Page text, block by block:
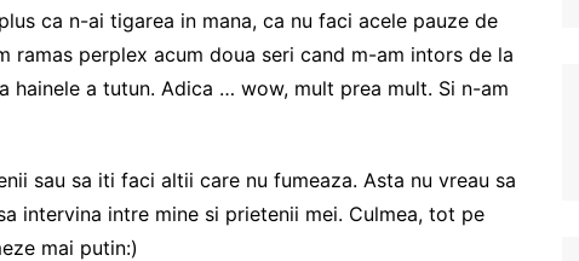
ca n-ai tigarea in mana, ca nu faci acele pauze de
ramas perplex acum doua seri cand m-am intors de la
hainele a tutun. Adica … wow, mult prea mult. Si n-am
sau sa iti faci altii care nu fumeaza. Asta nu vreau sa
intervina intre mine si prietenii mei. Culmea, tot pe
mai putin:)